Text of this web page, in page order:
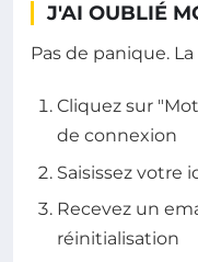
J'AI OUBLIÉ
Pas de panique.
Cliquez sur
de connexion
Saisissez votre
Recevez un
réinitialisation